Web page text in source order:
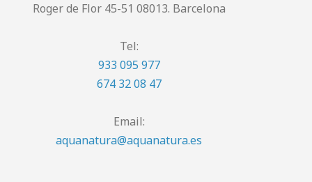
Roger de Flor 45-51 08013. Barcelona
Tel:
933 095 977
674 32 08 47
Email:
aquanatura@aquanatura.es